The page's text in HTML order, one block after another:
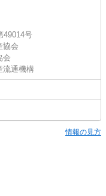
49014号
協会
会
流通機構
情報の見方